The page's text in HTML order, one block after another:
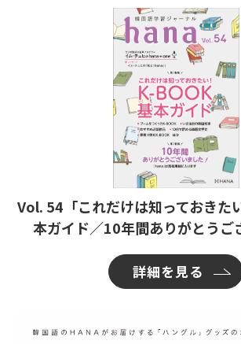
Vol. 54「これだけは知っておきた
本ガイド／10年間ありがとうご
詳細を見る